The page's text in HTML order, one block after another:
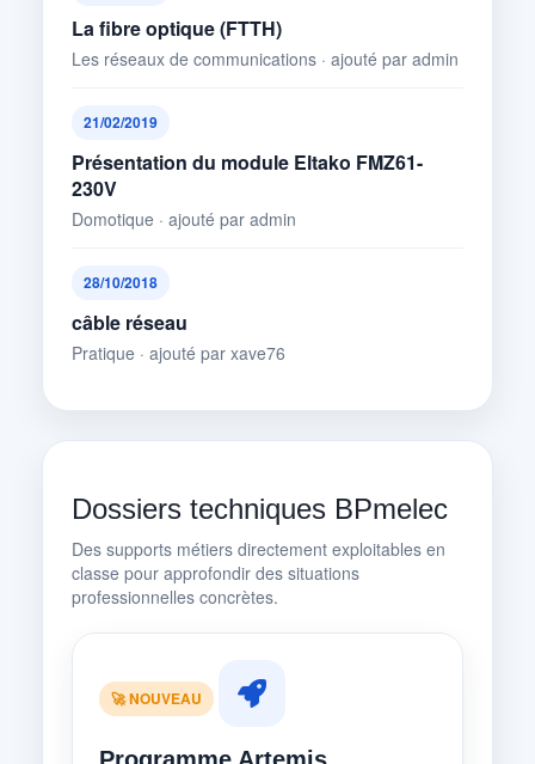
La fibre optique (FTTH)
Les réseaux de communications · ajouté par admin
21/02/2019
Présentation du module Eltako FMZ61-
230V
Domotique · ajouté par admin
28/10/2018
câble réseau
Pratique · ajouté par xave76
Dossiers techniques BPmelec
Des supports métiers directement exploitables en
classe pour approfondir des situations
professionnelles concrètes.
🚀 NOUVEAU